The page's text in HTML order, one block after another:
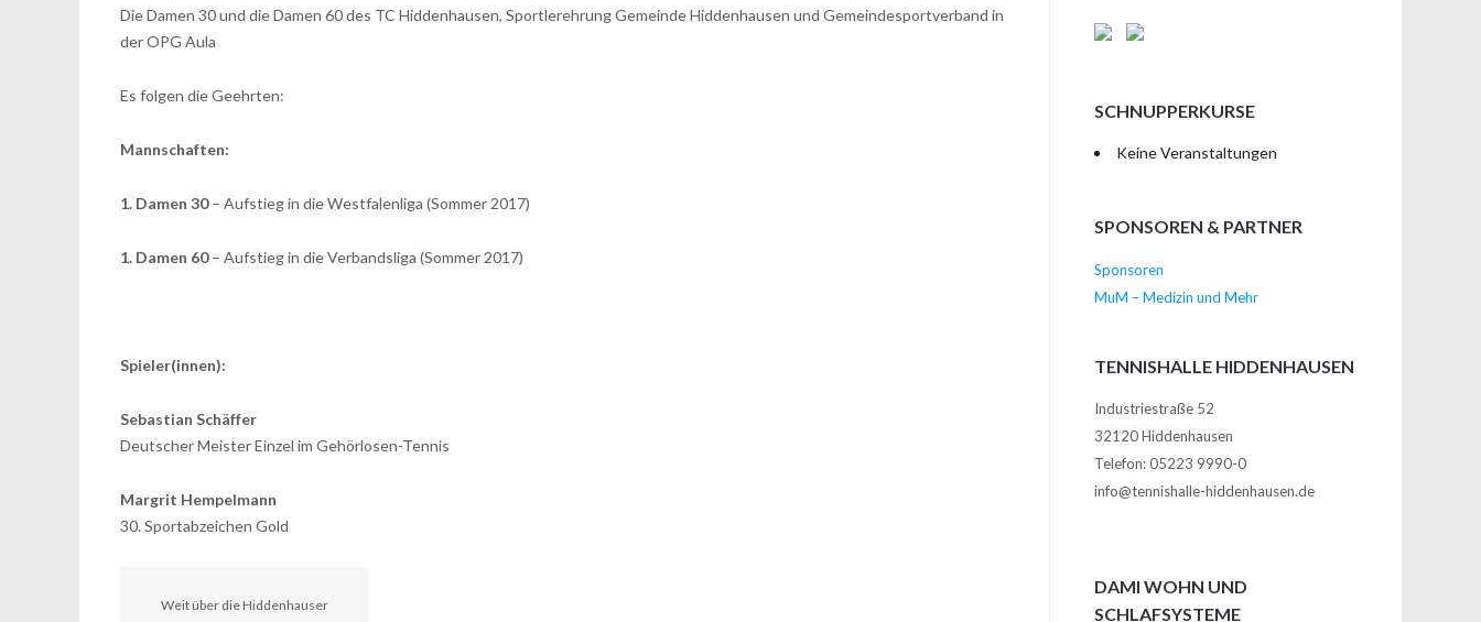
Die Damen 30 und die Damen 60 des TC Hiddenhausen, Sportlerehrung Gemeinde Hiddenhausen und Gemeindesportverband in
der OPG Aula
Es folgen die Geehrten:
Mannschaften:
1. Damen 30– Aufstieg in die Westfalenliga (Sommer 2017)
1. Damen 60– Aufstieg in die Verbandsliga (Sommer 2017)
Spieler(innen):
Sebastian Schäffer
Deutscher Meister Einzel im Gehörlosen-Tennis
Margrit Hempelmann
30. Sportabzeichen Gold
Weit über die Hiddenhauser
SCHNUPPERKURSE
Keine Veranstaltungen
SPONSOREN & PARTNER
Sponsoren
MuM – Medizin und Mehr
TENNISHALLE HIDDENHAUSEN
Industriestraße 52
32120 Hiddenhausen
Telefon: 05223 9990-0
info@tennishalle-hiddenhausen.de
DAMI WOHN UND
SCHLAFSYSTEME